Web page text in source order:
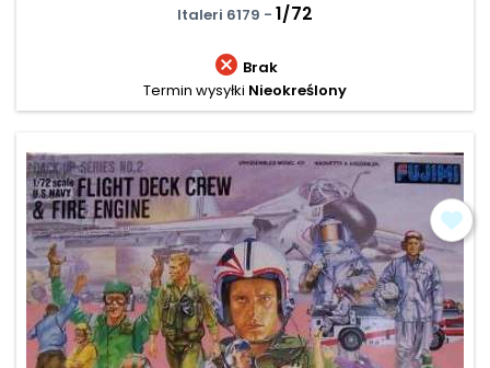
Italeri 6179 - 1/72
 Brak
Termin wysyłki Nieokreślony